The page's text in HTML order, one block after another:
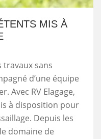
MIS À
travaux sans
d’une équipe
Avec RV Elagage,
à disposition pour
Depuis les
domaine de